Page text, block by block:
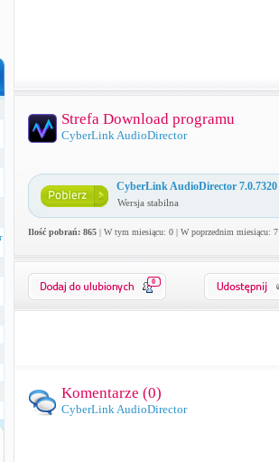
Strefa Download programu
CyberLink AudioDirector
CyberLink AudioDirector 7.0.7320
Wersja stabilna
Ilość pobrań: 865| W tym miesiącu: 0 | W poprzednim miesiącu: 7
0
Komentarze (0)
CyberLink AudioDirector